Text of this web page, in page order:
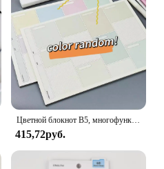
Цветной блокнот B5, многофункциональные тетради, 2024, отрывной блокнот, планировщик, обучающая бумага, школьные канцелярские принадлежности, 30 листов
415,72руб.